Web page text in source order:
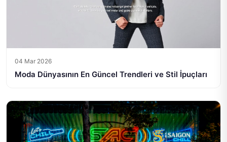
04 Mar 2026
Moda Dünyasının En Güncel Trendleri ve Stil İpuçları